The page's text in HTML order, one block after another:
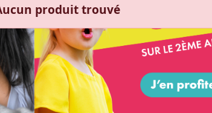
produit trouvé